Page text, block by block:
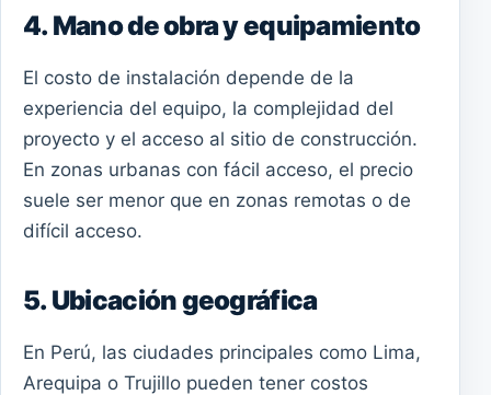
4. Mano de obra y equipamiento
El costo de instalación depende de la
experiencia del equipo, la complejidad del
proyecto y el acceso al sitio de construcción.
En zonas urbanas con fácil acceso, el precio
suele ser menor que en zonas remotas o de
difícil acceso.
5. Ubicación geográfica
En Perú, las ciudades principales como Lima,
Arequipa o Trujillo pueden tener costos